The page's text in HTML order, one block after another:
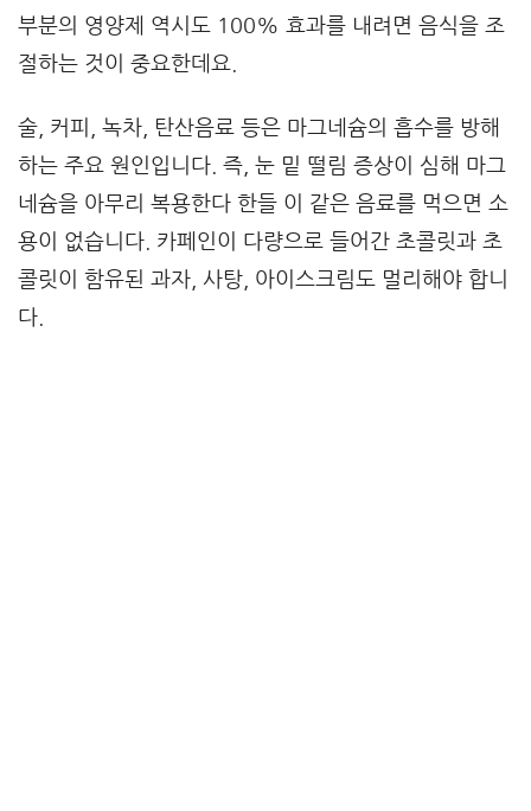
부분의 영양제 역시도 100% 효과를 내려면 음식을 조
절하는 것이 중요한데요.
술, 커피, 녹차, 탄산음료 등은 마그네슘의 흡수를 방해
하는 주요 원인입니다. 즉, 눈 밑 떨림 증상이 심해 마그
네슘을 아무리 복용한다 한들 이 같은 음료를 먹으면 소
용이 없습니다. 카페인이 다량으로 들어간 초콜릿과 초
콜릿이 함유된 과자, 사탕, 아이스크림도 멀리해야 합니
다.